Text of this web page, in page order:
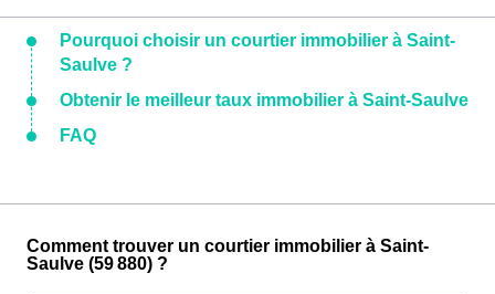
Pourquoi choisir un courtier immobilier à Saint-
Saulve ?
Obtenir le meilleur taux immobilier à Saint-Saulve
FAQ
Comment trouver un courtier immobilier à Saint-
Saulve (59 880) ?